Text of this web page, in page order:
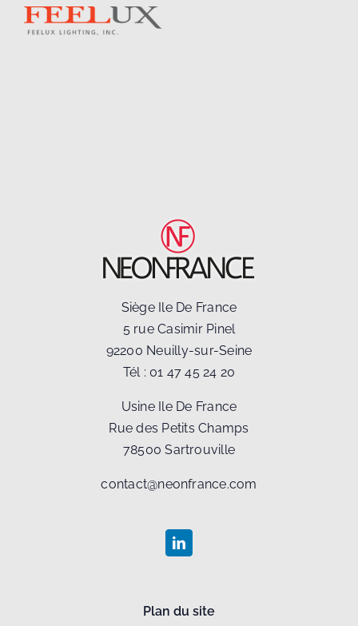
Siège Ile De France
5 rue Casimir Pinel
92200 Neuilly-sur-Seine
Tél : 01 47 45 24 20
Usine Ile De France
Rue des Petits Champs
78500 Sartrouville
contact@neonfrance.com
Plan du site